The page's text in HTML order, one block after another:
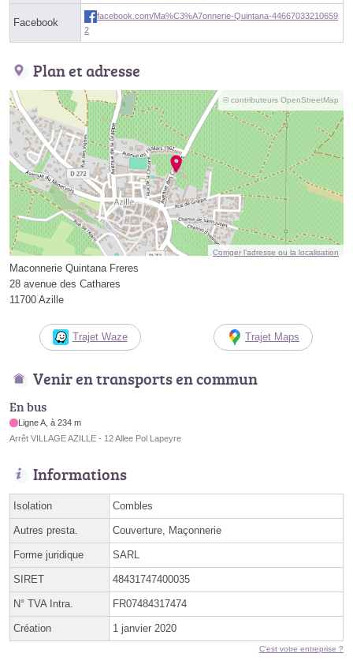
Facebook
facebook.com/Ma%C3%A7onnerie-Quintana-44667033210659
2
Plan et adresse
© contributeurs OpenStreetMap
Corriger l’adresse ou la localisation
Maconnerie Quintana Freres
28 avenue des Cathares
11700 Azille
Trajet Waze Trajet Maps
Venir en transports en commun
En bus
Ligne A, à 234 m
Arrêt VILLAGE AZILLE - 12 Allee Pol Lapeyre
Informations
Isolation Combles
Autres presta. Couverture, Maçonnerie
Forme juridique SARL
SIRET 48431747400035
N° TVA Intra. FR07484317474
Création 1 janvier 2020
C'est votre entreprise ?